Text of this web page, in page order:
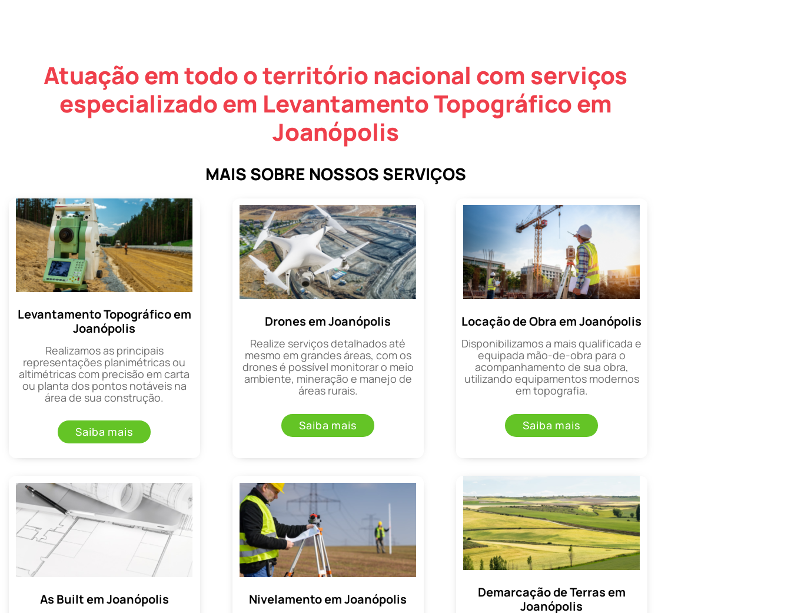
Atuação em todo o território nacional com serviços
especializado em Levantamento Topográfico em
Joanópolis
MAIS SOBRE NOSSOS SERVIÇOS
Levantamento Topográfico em
Joanópolis
Realizamos as principais
representações planimétricas ou
altimétricas com precisão em carta
ou planta dos pontos notáveis na
área de sua construção.
Saiba mais
Drones em Joanópolis
Realize serviços detalhados até
mesmo em grandes áreas, com os
drones é possível monitorar o meio
ambiente, mineração e manejo de
áreas rurais.
Saiba mais
Locação de Obra em Joanópolis
Disponibilizamos a mais qualificada e
equipada mão-de-obra para o
acompanhamento de sua obra,
utilizando equipamentos modernos
em topografia.
Saiba mais
As Built em Joanópolis Nivelamento em Joanópolis
Demarcação de Terras em
Joanópolis